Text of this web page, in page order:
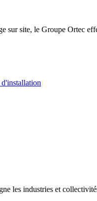
sur site, le Groupe Ortec
les industries et